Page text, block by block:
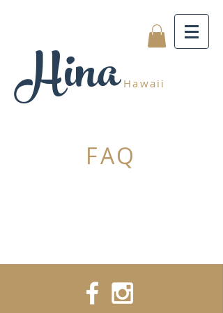
Hina Hawaii
FAQ